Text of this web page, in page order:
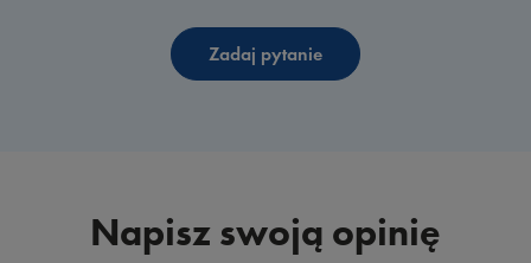
Zadaj pytanie
Napisz swoją opinię